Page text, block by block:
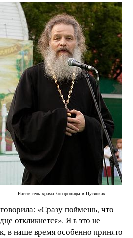
Настоятель храма Богородицы в Путинках
«Сразу поймешь, что
откликнется». Я в это не
в наше время особенно принято